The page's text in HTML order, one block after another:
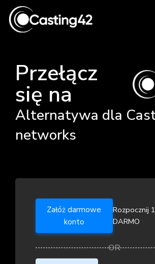
Przełącz
się na
Alternatywa dla
networks
Załóż darmowe
konto
Rozpocznij
DARMO